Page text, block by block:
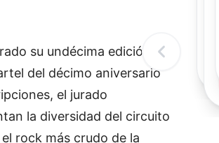
su undécima edición
del décimo aniversario
el jurado
la diversidad del circuito
rock más crudo de la